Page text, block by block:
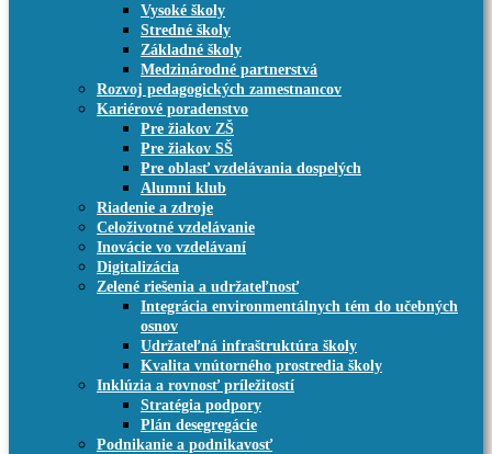
Vysoké školy
Stredné školy
Základné školy
Medzinárodné partnerstvá
Rozvoj pedagogických zamestnancov
Kariérové poradenstvo
Pre žiakov ZŠ
Pre žiakov SŠ
Pre oblasť vzdelávania dospelých
Alumni klub
Riadenie a zdroje
Celoživotné vzdelávanie
Inovácie vo vzdelávaní
Digitalizácia
Zelené riešenia a udržateľnosť
Integrácia environmentálnych tém do učebných
osnov
Udržateľná infraštruktúra školy
Kvalita vnútorného prostredia školy
Inklúzia a rovnosť príležitostí
Stratégia podpory
Plán desegregácie
Podnikanie a podnikavosť